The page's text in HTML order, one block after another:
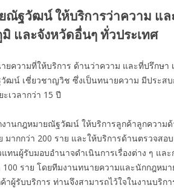
ณัฐวัฒน์ ให้บริการว่าความ แ
และจังหวัดอื่นๆ ทั่วประเทศ
ยความที่ให้บริการ ด้านว่าความ และที่ปรึกษา
ฒน์ เชี่ยวชาญวิช ซึ่งเป็นทนายความ มีประส
เวลากว่า 15 ปี
านกฎหมายณัฐวัฒน์ ให้บริการลูกค้าลูกความ
มากกว่า 200 ราย และให้บริการด้านตรวจส
ทนผู้รับมอบอำนาจดำเนินการเรื่องต่าง ๆ แ
ราย โดยทีมงานทนายความและนักกฎหมา
ผู้รับบริการ ท่านจึงสามารถไว้ใจในงานบริกา